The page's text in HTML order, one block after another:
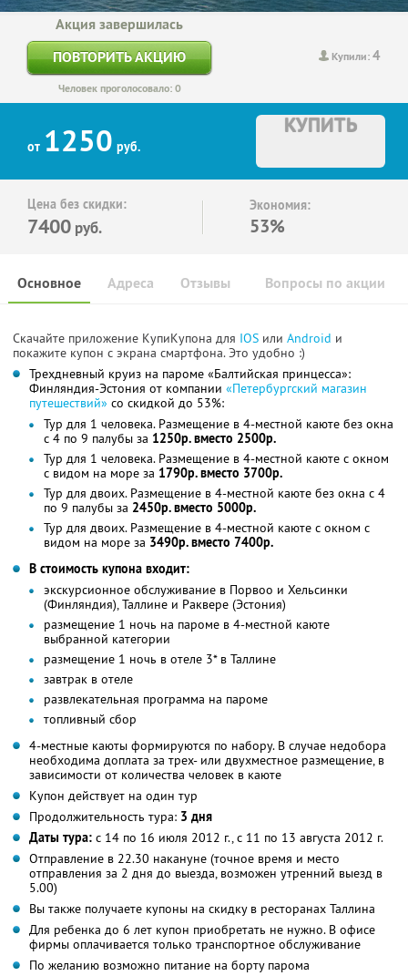
Купили:4
Акция завершилась
ПОВТОРИТЬ АКЦИЮ
Человек проголосовало: 0
от 1250 руб.
КУПИТЬ
Цена без скидки:
7400 руб.
Экономия:
53%
Основное Отзывы Вопросы по акции
Адреса
Скачайте приложение КупиКупона для IOS или Android и
покажите купон с экрана смартфона. Это удобно :)
Трехдневный круиз на пароме «Балтийская принцесса»:
Финляндия-Эстония от компании «Петербургский магазин
путешествий» со скидкой до 53%:
Тур для 1 человека. Размещение в 4-местной каюте без окна
с 4 по 9 палубы за 1250р. вместо 2500р.
Тур для 1 человека. Размещение в 4-местной каюте с окном
с видом на море за 1790р. вместо 3700р.
Тур для двоих. Размещение в 4-местной каюте без окна с 4
по 9 палубы за 2450р. вместо 5000р.
Тур для двоих. Размещение в 4-местной каюте с окном с
видом на море за 3490р. вместо 7400р.
В стоимость купона входит:
экскурсионное обслуживание в Порвоо и Хельсинки
(Финляндия), Таллине и Раквере (Эстония)
размещение 1 ночь на пароме в 4-местной каюте
выбранной категории
размещение 1 ночь в отеле 3* в Таллине
завтрак в отеле
развлекательная программа на пароме
топливный сбор
4-местные каюты формируются по набору. В случае недобора
необходима доплата за трех- или двухместное размещение, в
зависимости от количества человек в каюте
Купон действует на один тур
Продолжительность тура: 3 дня
Даты тура: с 14 по 16 июля 2012 г., с 11 по 13 августа 2012 г.
Отправление в 22.30 накануне (точное время и место
отправления за 2 дня до выезда, возможен утренний выезд в
5.00)
Вы также получаете купоны на скидку в ресторанах Таллина
Для ребенка до 6 лет купон приобретать не нужно. В офисе
фирмы оплачивается только транспортное обслуживание
По желанию возможно питание на борту парома